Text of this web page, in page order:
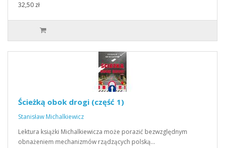
32,50 zł
Ścieżką obok drogi (część 1)
Stanisław Michalkiewicz
Lektura książki Michalkiewicza może porazić bezwzględnym
obnażeniem mechanizmów rządzących polską…